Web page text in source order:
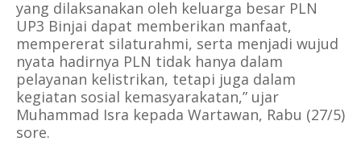
yang dilaksanakan oleh keluarga besar PLN
UP3 Binjai dapat memberikan manfaat,
mempererat silaturahmi, serta menjadi wujud
nyata hadirnya PLN tidak hanya dalam
pelayanan kelistrikan, tetapi juga dalam
kegiatan sosial kemasyarakatan,” ujar
Muhammad Isra kepada Wartawan, Rabu (27/5)
sore.